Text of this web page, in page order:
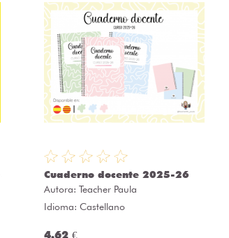
Cuaderno docente 2025-26
Autora: Teacher Paula
Idioma: Castellano
4.62 €